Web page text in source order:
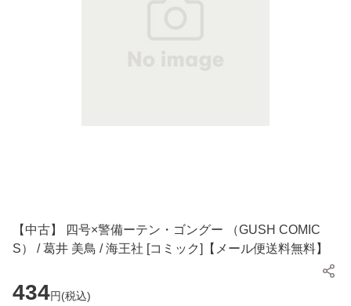
【中古】 四号×警備ーテン・ゴングー （GUSH COMIC
S） / 葛井 美鳥 / 海王社 [コミック]【メール便送料無料】
434円(税込)